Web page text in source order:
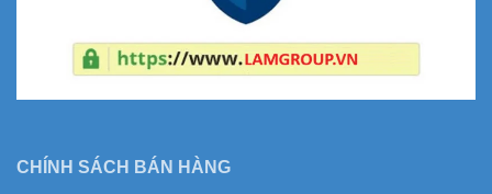
CHÍNH SÁCH BÁN HÀNG